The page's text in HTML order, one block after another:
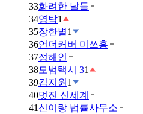
33화려한 날들
34영탁1
35장한별1
36언더커버 미쓰홍
37정해인
38모범택시 31
39김지원 1
40멋진 신세계
41 신이랑 법률사무소